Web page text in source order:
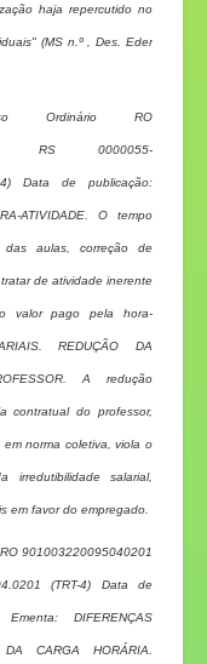
haja repercutido no
(MS n.º , Des. Eder
Ordinário RO
RS 0000055-
4) Data de publicação:
ATIVIDADE. O tempo
das aulas, correção de
de atividade inerente
valor pago pela hora-
REDUÇÃO DA
A redução
contratual do professor,
norma coletiva, viola o
irredutibilidade salarial,
em favor do empregado.
901003220095040201
(TRT-4) Data de
DIFERENÇAS
CARGA HORÁRIA.